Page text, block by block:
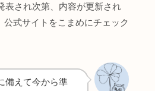
表され次第、内容が更新され
公式サイトをこまめにチェック
備えて今から準